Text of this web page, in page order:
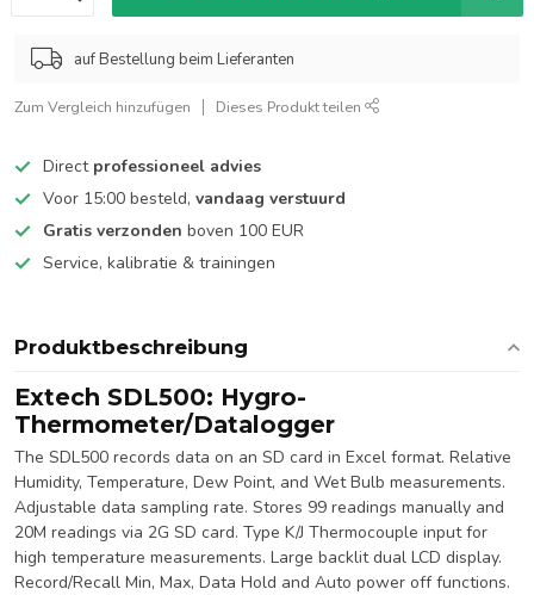
auf Bestellung beim Lieferanten
Zum Vergleich hinzufügen Dieses Produkt teilen
Direct professioneel advies
Voor 15:00 besteld, vandaag verstuurd
Gratis verzonden boven 100 EUR
Service, kalibratie & trainingen
Produktbeschreibung
Extech SDL500: Hygro-
Thermometer/Datalogger
The SDL500 records data on an SD card in Excel format. Relative
Humidity, Temperature, Dew Point, and Wet Bulb measurements.
Adjustable data sampling rate. Stores 99 readings manually and
20M readings via 2G SD card. Type K/J Thermocouple input for
high temperature measurements. Large backlit dual LCD display.
Record/Recall Min, Max, Data Hold and Auto power off functions.